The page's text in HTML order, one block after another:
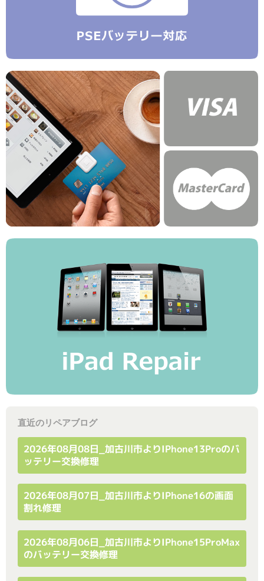
直近のリペアブログ
2026年08月08日_加古川市よりiPhone13Proのバ
ッテリー交換修理
2026年08月07日_加古川市よりiPhone16の画面
割れ修理
2026年08月06日_加古川市よりiPhone15ProMax
のバッテリー交換修理